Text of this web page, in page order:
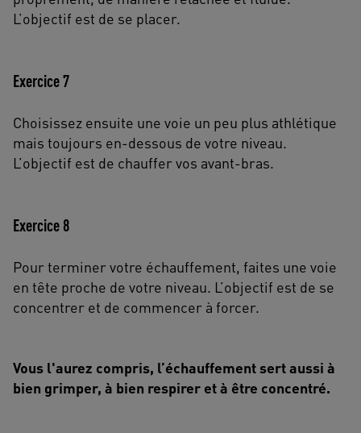
L’objectif est de se placer.
Exercice 7
Choisissez ensuite une voie un peu plus athlétique
mais toujours en-dessous de votre niveau.
L’objectif est de chauffer vos avant-bras.
Exercice 8
Pour terminer votre échauffement, faites une voie
en tête proche de votre niveau. L’objectif est de se
concentrer et de commencer à forcer.
Vous l'aurez compris, l’échauffement sert aussi à
bien grimper, à bien respirer et à être concentré.